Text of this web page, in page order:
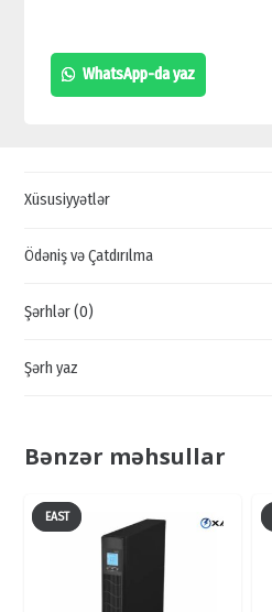
275W
SOLAR
SATIŞI,
275W
QİYMƏTİ
WhatsApp-da yaz
Xüsusiyyətlər
Ödəniş və Çatdırılma
Şərhlər (0)
Şərh yaz
Bənzər məhsullar
EAST